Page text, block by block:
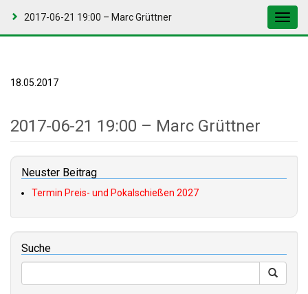
2017-06-21 19:00 – Marc Grüttner
18.05.2017
2017-06-21 19:00 – Marc Grüttner
Neuster Beitrag
Termin Preis- und Pokalschießen 2027
Suche